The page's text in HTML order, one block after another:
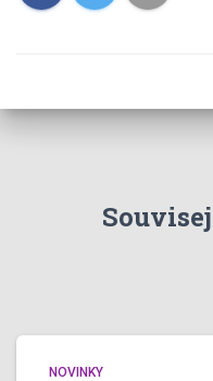
NOVINKY